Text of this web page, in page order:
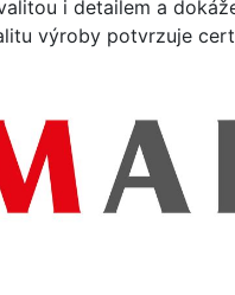
i detailem a
výroby potvrzuje